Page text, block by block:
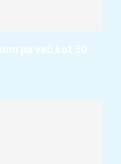
pa več kot 50